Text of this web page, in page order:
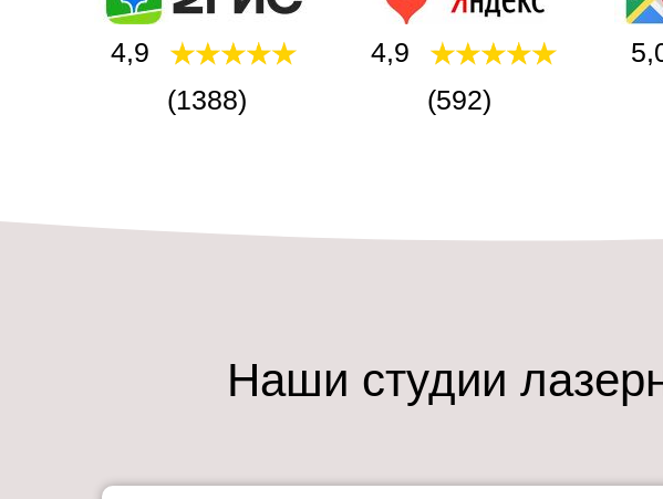
4,9
(1388)
(592)
4,9
Наши студии